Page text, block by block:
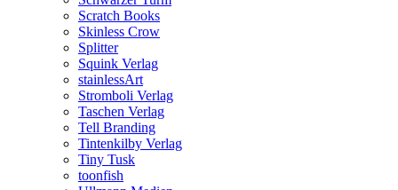
Scratch Books
Skinless Crow
Splitter
Squink Verlag
stainlessArt
Stromboli Verlag
Taschen Verlag
Tell Branding
Tintenkilby Verlag
Tiny Tusk
toonfish